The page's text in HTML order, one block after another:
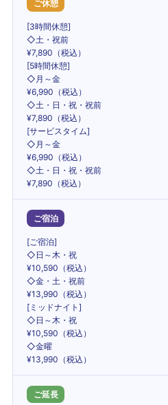
ご休憩
[3時間休憩]
◇土・祝前
¥7,890（税込）
[5時間休憩]
◇月～金
¥6,990（税込）
◇土・日・祝・祝前
¥7,890（税込）
[サービスタイム]
◇月～金
¥6,990（税込）
◇土・日・祝・祝前
¥7,890（税込）
ご宿泊
[ご宿泊]
◇日～木・祝
¥10,590（税込）
◇金・土・祝前
¥13,990（税込）
[ミッドナイト]
◇日～木・祝
¥10,590（税込）
◇金曜
¥13,990（税込）
ご延長